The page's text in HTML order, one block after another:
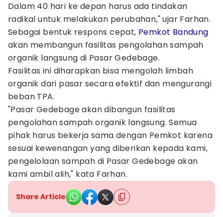
Dalam 40 hari ke depan harus ada tindakan
radikal untuk melakukan perubahan," ujar Farhan.
Sebagai bentuk respons cepat, Pemkot Bandung
akan membangun fasilitas pengolahan sampah
organik langsung di Pasar Gedebage.
Fasilitas ini diharapkan bisa mengolah limbah
organik dari pasar secara efektif dan mengurangi
beban TPA.
"Pasar Gedebage akan dibangun fasilitas
pengolahan sampah organik langsung. Semua
pihak harus bekerja sama dengan Pemkot karena
sesuai kewenangan yang diberikan kepada kami,
pengelolaan sampah di Pasar Gedebage akan
kami ambil alih," kata Farhan.
Share Article